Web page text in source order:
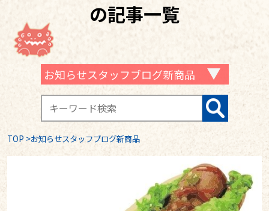
の記事一覧
お知らせスタッフブログ新商品
TOP >お知らせスタッフブログ新商品